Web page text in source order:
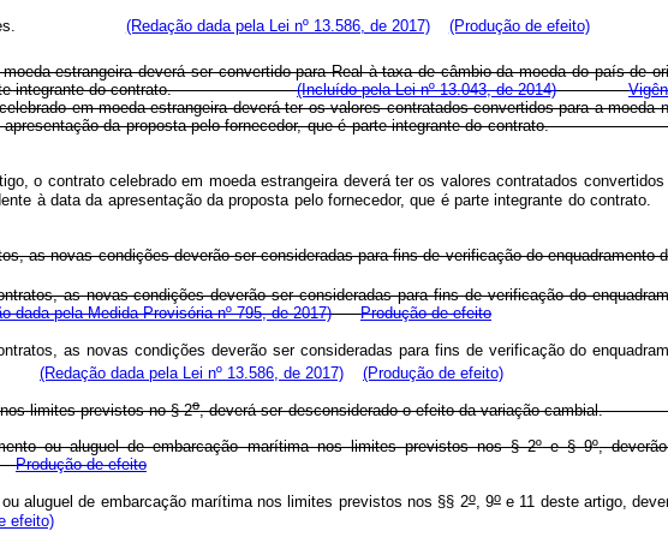
(Redação dada pela Lei nº 13.586, de 2017) (Produção de efeito)
estrangeira deverá ser convertido para Real à taxa de câmbio da moeda do país de
integrante do contrato.
(Incluído pela Lei nº 13.043, de 2014)
em moeda estrangeira deverá ter os valores contratados convertidos para a moeda
data da apresentação da proposta pelo fornecedor, que é parte integrante do
o contrato celebrado em moeda estrangeira deverá ter os valores contratados
à data da apresentação da proposta pelo fornecedor, que é parte
as novas condições deverão ser consideradas para fins de verificação do enquadramento
as novas condições deverão ser consideradas para fins de verificação do
dada pela Medida Provisória nº 795, de 2017) Produção de efeito
as novas condições deverão ser consideradas para fins de verificação do
(Redação dada pela Lei nº 13.586, de 2017) (Produção de efeito)
limites previstos no § 2o, deverá ser desconsiderado o efeito da variação
ou aluguel de embarcação marítima nos limites previstos nos § 2ºe § 9º,
Produção de efeito
aluguel de embarcação marítima nos limites previstos nos §§ 2o, 9oe 11 deste artigo,
efeito)